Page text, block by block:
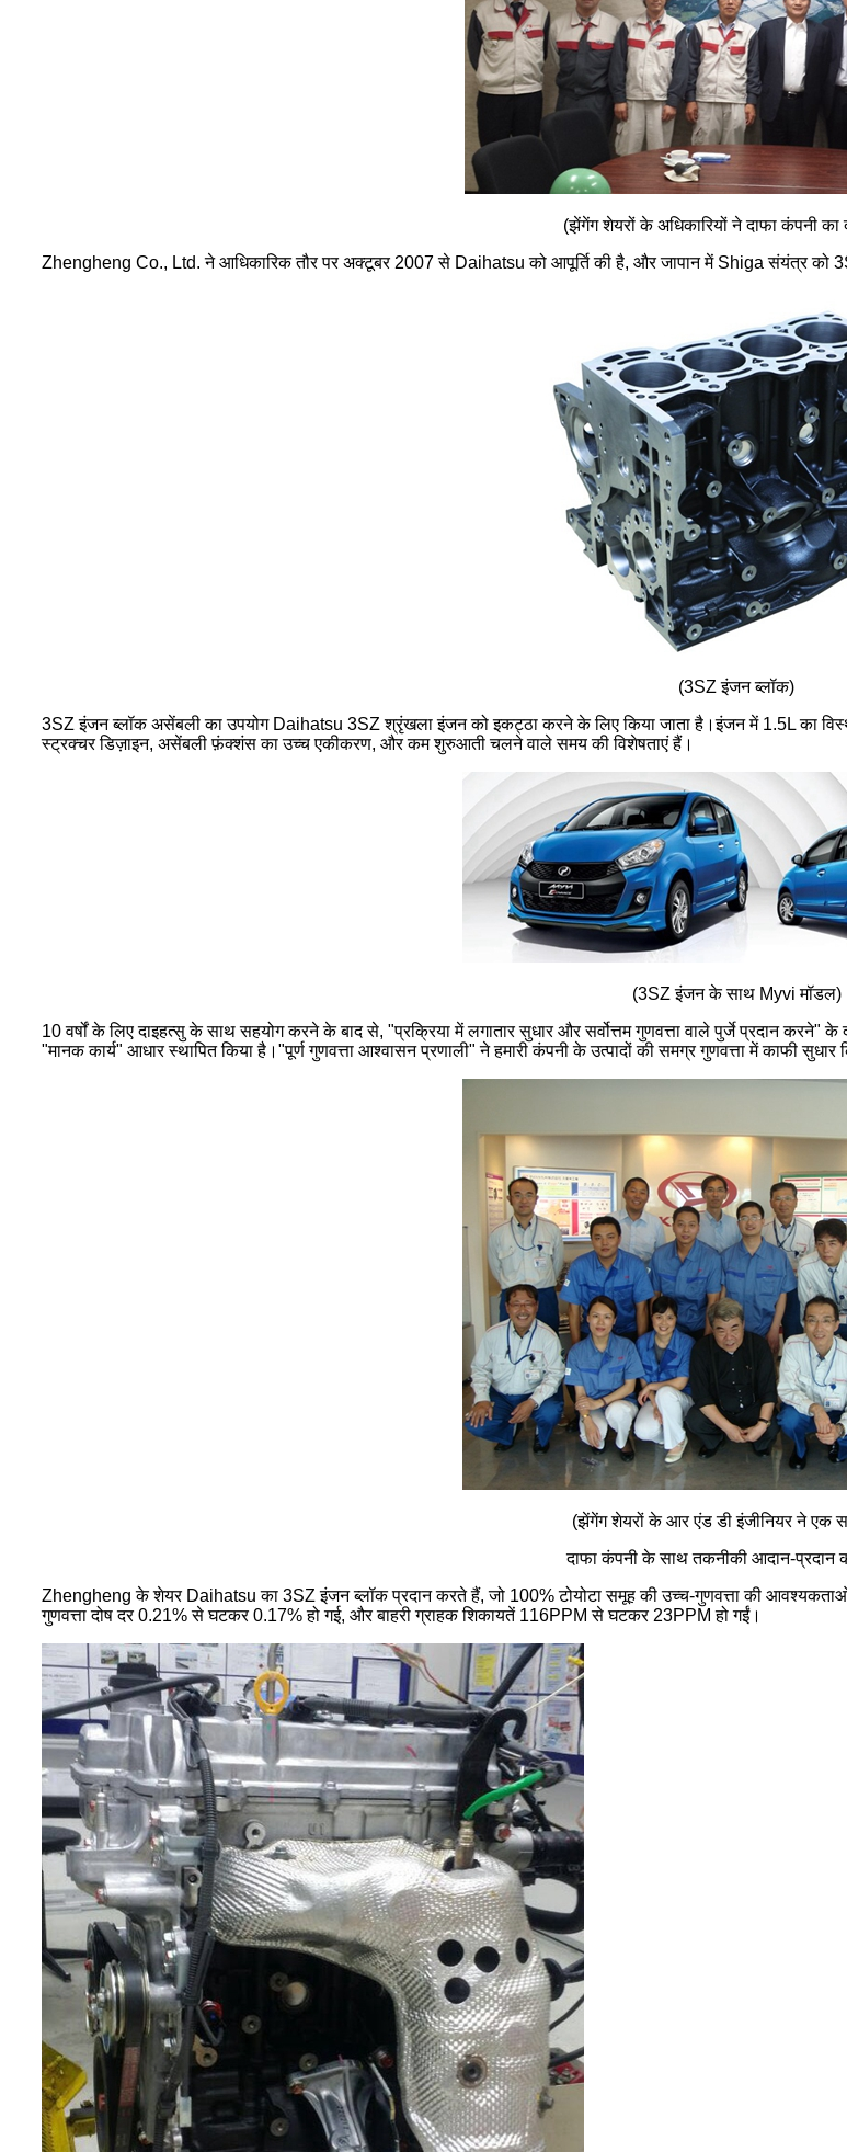
(झेंगेंग शेयरों के अधिकारियों ने दाफा कंपनी का
Zhengheng Co., Ltd. ने आधिकारिक तौर पर अक्टूबर 2007 से Daihatsu को आपूर्ति की है, और जापान में Shiga संयंत्र को
(3SZ इंजन ब्लॉक)
3SZ इंजन ब्लॉक असेंबली का उपयोग Daihatsu 3SZ श्रृंखला इंजन को इकट्ठा करने के लिए किया जाता है।इंजन में 1.5L का
स्ट्रक्चर डिज़ाइन, असेंबली फ़ंक्शंस का उच्च एकीकरण, और कम शुरुआती चलने वाले समय की विशेषताएं हैं।
(3SZ इंजन के साथ Myvi मॉडल)
10 वर्षों के लिए दाइहत्सु के साथ सहयोग करने के बाद से, "प्रक्रिया में लगातार सुधार और सर्वोत्तम गुणवत्ता वाले पुर्जे प्रदान करने" के
"मानक कार्य" आधार स्थापित किया है।"पूर्ण गुणवत्ता आश्वासन प्रणाली" ने हमारी कंपनी के उत्पादों की समग्र गुणवत्ता में काफी सुधार
(झेंगेंग शेयरों के आर एंड डी इंजीनियर ने एक
दाफा कंपनी के साथ तकनीकी आदान-प्रदान
Zhengheng के शेयर Daihatsu का 3SZ इंजन ब्लॉक प्रदान करते हैं, जो 100% टोयोटा समूह की उच्च-गुणवत्ता की
गुणवत्ता दोष दर 0.21% से घटकर 0.17% हो गई, और बाहरी ग्राहक शिकायतें 116PPM से घटकर 23PPM हो गईं।